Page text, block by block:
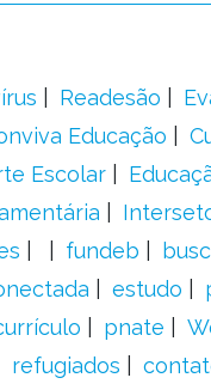
Readesão
Educação
Escolar
fundeb
estudo
pnate
refugiados